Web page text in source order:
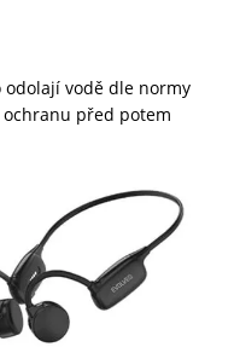
odolají vodě dle normy
před potem